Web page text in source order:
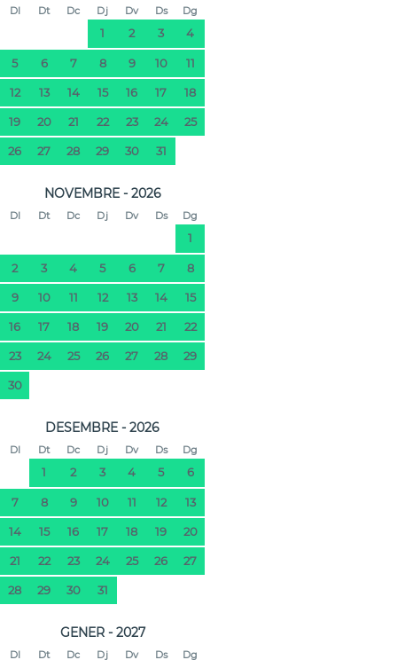
Dl Dt Dc Dj Dv Ds Dg
1 2 3 4
5 6 7 8 9 10 11
12 13 14 15 16 17 18
19 20 21 22 23 24 25
26 27 28 29 30 31
NOVEMBRE - 2026
Dl Dt Dc Dj Dv Ds Dg
1
2 3 4 5 6 7 8
9 10 11 12 13 14 15
16 17 18 19 20 21 22
23 24 25 26 27 28 29
30
DESEMBRE - 2026
Dl Dt Dc Dj Dv Ds Dg
1 2 3 4 5 6
7 8 9 10 11 12 13
14 15 16 17 18 19 20
21 22 23 24 25 26 27
28 29 30 31
GENER - 2027
Dl Dt Dc Dj Dv Ds Dg